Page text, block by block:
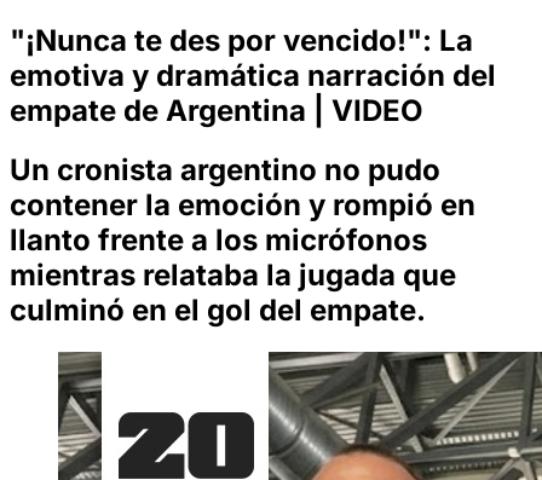
"¡Nunca te des por vencido!": La
emotiva y dramática narración del
empate de Argentina | VIDEO
Un cronista argentino no pudo
contener la emoción y rompió en
llanto frente a los micrófonos
mientras relataba la jugada que
culminó en el gol del empate.